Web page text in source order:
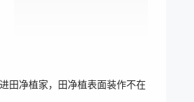
田净植家，田净植表面装作不在